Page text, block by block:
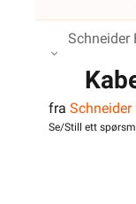
Schneider
fra Schneider
Se/Still ett